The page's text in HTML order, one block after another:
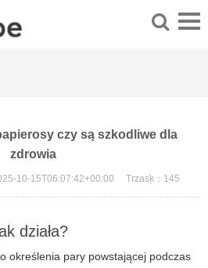
czy są szkodliwe dla
zdrowia
10-15T06:07:42+00:00 Trzask： 145
działa?
określenia pary powstającej podczas